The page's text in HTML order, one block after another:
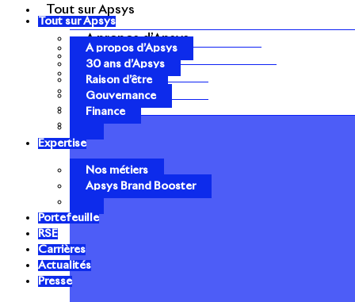
Tout sur Apsys
A propos d’Apsys
30 ans d’Apsys
Raison d’être
Gouvernance
Finance
Tout sur Apsys
A propos d’Apsys
30 ans d’Apsys
Raison d’être
Gouvernance
Finance
Expertise
Nos métiers
Apsys Brand Booster
Portefeuille
RSE
Carrières
Actualités
Presse